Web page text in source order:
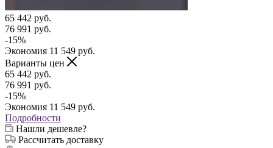
65 442 руб.
76 991 руб.
-15%
Экономия 11 549 руб.
Варианты цен
65 442 руб.
76 991 руб.
-15%
Экономия 11 549 руб.
Подробности
Нашли дешевле?
Рассчитать доставку